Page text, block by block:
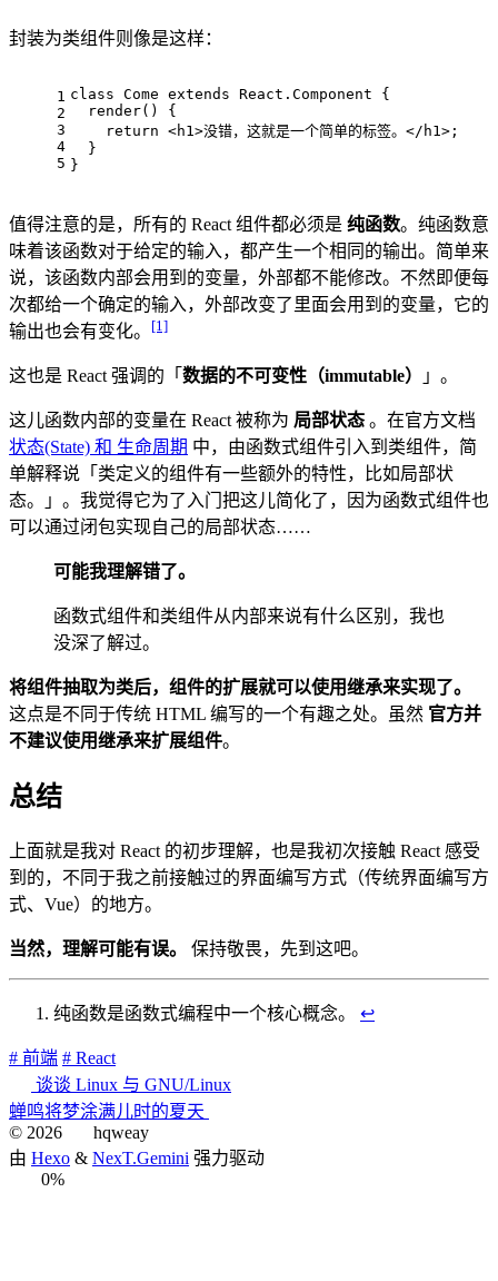
封装为类组件则像是这样：
1
2
3
4
5
class Come extends React.Component {
render( ) {
return <h1>没错，这就是一个简单的标签。 </ h1> ;
  }
}
值得注意的是，所有的 React 组件都必须是 纯函数。纯函数意
味着该函数对于给定的输入，都产生一个相同的输出。简单来
说，该函数内部会用到的变量，外部都不能修改。不然即便每
次都给一个确定的输入，外部改变了里面会用到的变量，它的
输出也会有变化。
[1]
这也是 React 强调的「 数据的不可变性（immutable） 」。
这儿函数内部的变量在 React 被称为 局部状态 。在官方文档
状态(State) 和 生命周期 中，由函数式组件引入到类组件，简
单解释说「类定义的组件有一些额外的特性，比如局部状
态。」。我觉得它为了入门把这儿简化了，因为函数式组件也
可以通过闭包实现自己的局部状态……
可能我理解错了。
函数式组件和类组件从内部来说有什么区别，我也
没深了解过。
将组件抽取为类后，组件的扩展就可以使用继承来实现了。
这点是不同于传统 HTML 编写的一个有趣之处。虽然 官方并
不建议使用继承来扩展组件。
总结
上面就是我对 React 的初步理解，也是我初次接触 React 感受
到的，不同于我之前接触过的界面编写方式（传统界面编写方
式、Vue）的地方。
当然，理解可能有误。 保持敬畏，先到这吧。
纯函数是函数式编程中一个核心概念。 ↩︎
# 前端 # React
谈谈 Linux 与 GNU/Linux
蝉鸣将梦涂满儿时的夏天
© 2026
hqweay
由 Hexo & NexT.Gemini 强力驱动
0%